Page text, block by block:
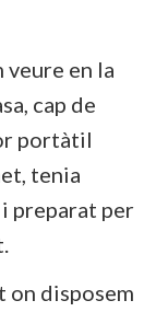
veure en la
cap de
portàtil
tenia
preparat per
on disposem